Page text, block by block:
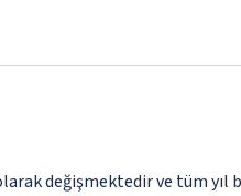
değişmektedir ve tüm